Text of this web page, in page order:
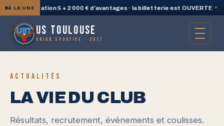
À LA UNE
PlayStation 5 + 2 000 € d'avantages · la billetterie est OUVERTE ◆ 🛍️
US TOULOUSE
UNION SPORTIVE · 2017
ACTUALITÉS
LA VIE DU CLUB
Résultats, recrutement, événements et coulisses.